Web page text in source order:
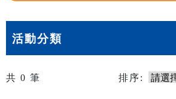
活動分類
共 0 筆 排序: